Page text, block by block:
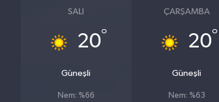
SALI
20°
Güneşli
Nem: %66
ÇARŞAMBA
20°
Güneşli
Nem: %63